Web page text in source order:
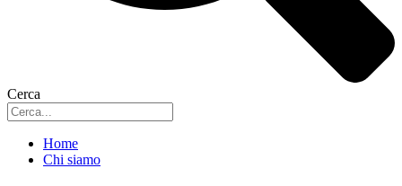
Cerca
Home
Chi siamo